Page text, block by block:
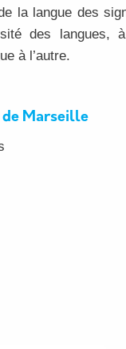
la langue des
des langues,
à l’autre.
de Marseille